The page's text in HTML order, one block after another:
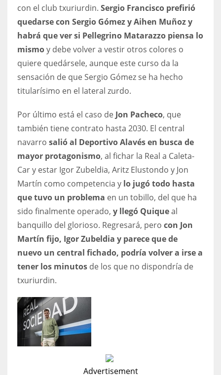
con el club txuriurdin. Sergio Francisco prefirió
quedarse con Sergio Gómez y Aihen Muñoz y
habrá que ver si Pellegrino Matarazzo piensa lo
mismoy debe volver a vestir otros colores o
quiere quedársele, aunque este curso da la
sensación de que Sergio Gómez se ha hecho
titularísimo en el lateral zurdo.
Por último está el caso de Jon Pacheco, que
también tiene contrato hasta 2030. El central
navarro salió al Deportivo Alavés en busca de
mayor protagonismo, al fichar la Real a Caleta-
Car y estar Igor Zubeldia, Aritz Elustondo y Jon
Martín como competencia y lo jugó todo hasta
que tuvo un problema en un tobillo, del que ha
sido finalmente operado, y llegó Quiqueal
banquillo del glorioso. Regresará, pero con Jon
Martín fijo, Igor Zubeldia y parece que de
nuevo un central fichado, podría volver a irse a
tener los minutos de los que no dispondría de
txuriurdin.
Advertisement